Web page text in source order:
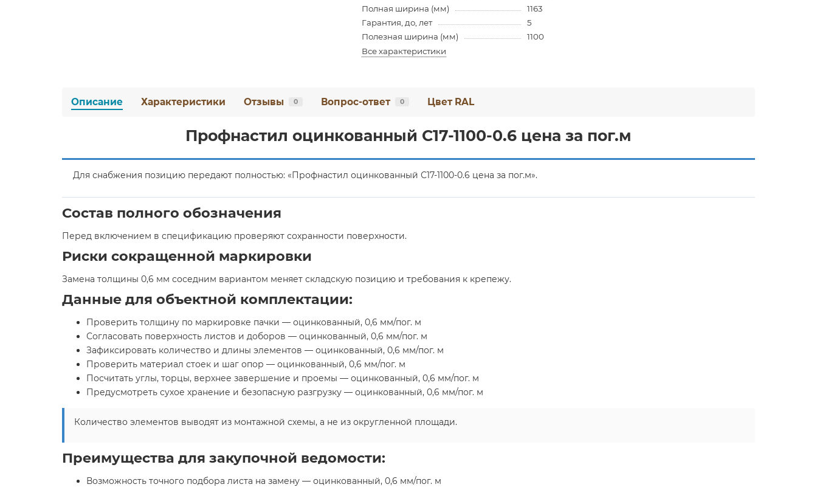
Полная ширина (мм)
1163
Гарантия, до, лет
5
Полезная ширина (мм)
1100
Все характеристики
Описание Характеристики Отзывы 0 Вопрос-ответ 0 Цвет RAL
Профнастил оцинкованный С17-1100-0.6 цена за пог.м
Для снабжения позицию передают полностью: «Профнастил оцинкованный С17-1100-0.6 цена за пог.м».
Состав полного обозначения
Перед включением в спецификацию проверяют сохранности поверхности.
Риски сокращенной маркировки
Замена толщины 0,6 мм соседним вариантом меняет складскую позицию и требования к крепежу.
Данные для объектной комплектации:
Проверить толщину по маркировке пачки — оцинкованный, 0,6 мм/пог. м
Согласовать поверхность листов и доборов — оцинкованный, 0,6 мм/пог. м
Зафиксировать количество и длины элементов — оцинкованный, 0,6 мм/пог. м
Проверить материал стоек и шаг опор — оцинкованный, 0,6 мм/пог. м
Посчитать углы, торцы, верхнее завершение и проемы — оцинкованный, 0,6 мм/пог. м
Предусмотреть сухое хранение и безопасную разгрузку — оцинкованный, 0,6 мм/пог. м
Количество элементов выводят из монтажной схемы, а не из округленной площади.
Преимущества для закупочной ведомости:
Возможность точного подбора листа на замену — оцинкованный, 0,6 мм/пог. м